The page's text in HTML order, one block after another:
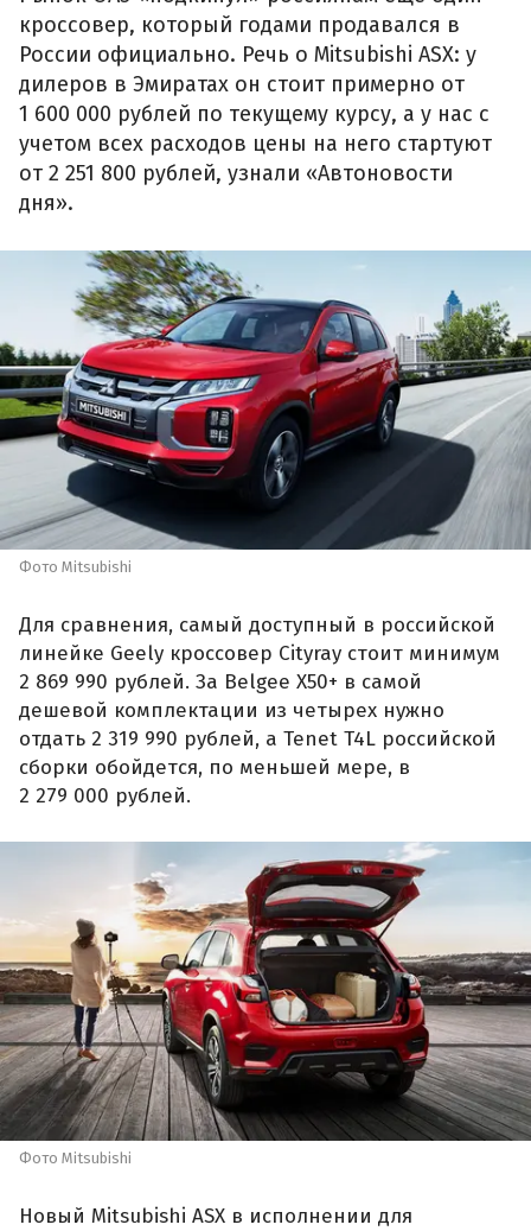
кроссовер, который годами продавался в
России официально. Речь о Mitsubishi ASX: у
дилеров в Эмиратах он стоит примерно от
1 600 000 рублей по текущему курсу, а у нас с
учетом всех расходов цены на него стартуют
от 2 251 800 рублей, узнали «Автоновости
дня».
Фото Mitsubishi
Для сравнения, самый доступный в российской
линейке Geely кроссовер Cityray стоит минимум
2 869 990 рублей. За Belgee X50+ в самой
дешевой комплектации из четырех нужно
отдать 2 319 990 рублей, а Tenet T4L российской
сборки обойдется, по меньшей мере, в
2 279 000 рублей.
Фото Mitsubishi
Новый Mitsubishi ASX в исполнении для